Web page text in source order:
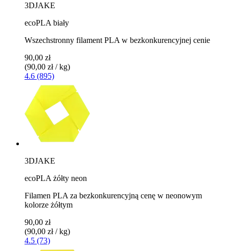
3DJAKE
ecoPLA biały
Wszechstronny filament PLA w bezkonkurencyjnej cenie
90,00 zł
(90,00 zł / kg)
4.6 (895)
3DJAKE
ecoPLA żółty neon
Filamen PLA za bezkonkurencyjną cenę w neonowym
kolorze żółtym
90,00 zł
(90,00 zł / kg)
4.5 (73)